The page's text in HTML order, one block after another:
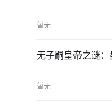
暂无
无子嗣皇帝之谜
暂无